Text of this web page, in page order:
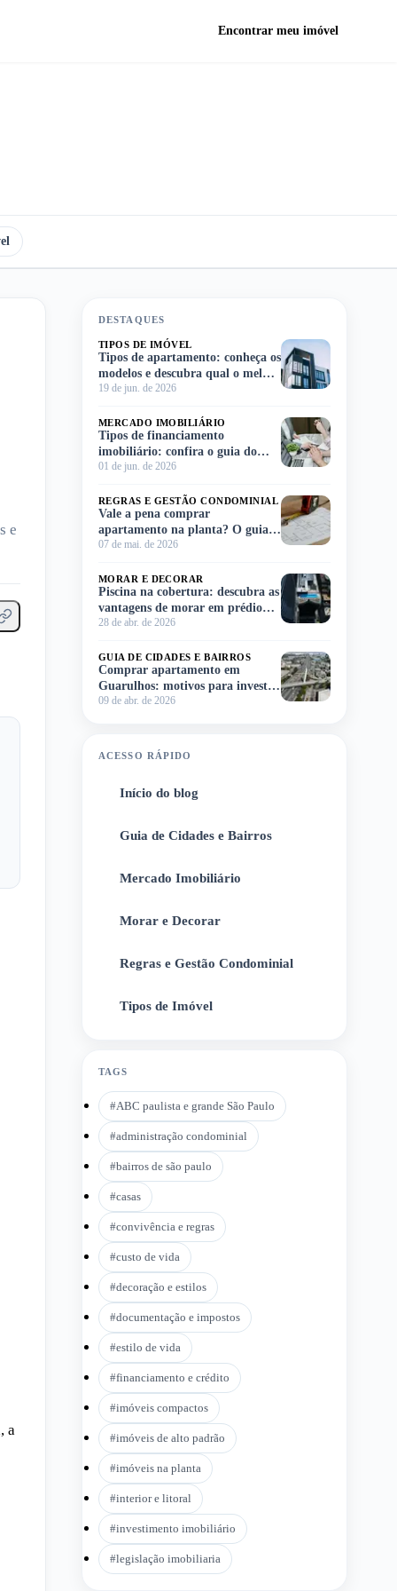
Encontrar meu imóvel
e
a
DESTAQUES
TIPOS DE IMÓVEL
Tipos de apartamento: conheça os
modelos e descubra qual o melhor
para você
19 de jun. de 2026
MERCADO IMOBILIÁRIO
Tipos de financiamento
imobiliário: confira o guia do
Meu Imóvel e escolha o ideal para
01 de jun. de 2026
REGRAS E GESTÃO CONDOMINIAL
Vale a pena comprar
apartamento na planta? O guia
completo para você decidir sem
07 de mai. de 2026
MORAR E DECORAR
Piscina na cobertura: descubra as
vantagens de morar em prédio
com lazer no rooftop
28 de abr. de 2026
GUIA DE CIDADES E BAIRROS
Comprar apartamento em
Guarulhos: motivos para investir
na região
09 de abr. de 2026
ACESSO RÁPIDO
Início do blog
Guia de Cidades e Bairros
Mercado Imobiliário
Morar e Decorar
Regras e Gestão Condominial
Tipos de Imóvel
TAGS
#ABC paulista e grande São Paulo
#administração condominial
#bairros de são paulo
#casas
#convivência e regras
#custo de vida
#decoração e estilos
#documentação e impostos
#estilo de vida
#financiamento e crédito
#imóveis compactos
#imóveis de alto padrão
#imóveis na planta
#interior e litoral
#investimento imobiliário
#legislação imobiliaria